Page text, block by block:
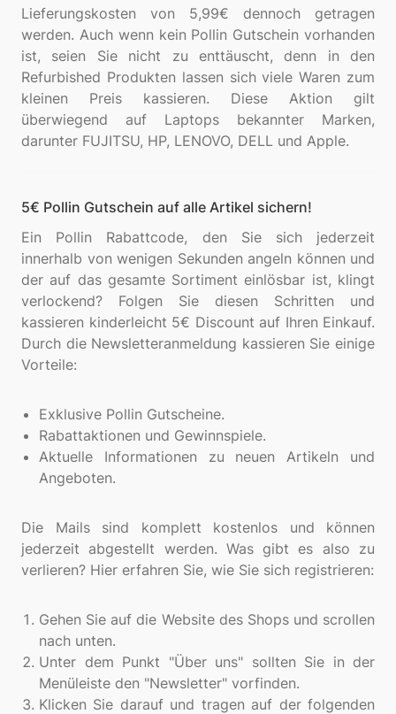
Lieferungskosten von 5,99€ dennoch getragen
werden. Auch wenn kein Pollin Gutschein vorhanden
ist, seien Sie nicht zu enttäuscht, denn in den
Refurbished Produkten lassen sich viele Waren zum
kleinen Preis kassieren. Diese Aktion gilt
überwiegend auf Laptops bekannter Marken,
5€ Pollin Gutschein auf alle Artikel sichern!
Ein Pollin Rabattcode, den Sie sich jederzeit
innerhalb von wenigen Sekunden angeln können und
der auf das gesamte Sortiment einlösbar ist, klingt
verlockend? Folgen Sie diesen Schritten und
kassieren kinderleicht 5€ Discount auf Ihren Einkauf.
Durch die Newsletteranmeldung kassieren Sie einige
Vorteile:
Exklusive Pollin Gutscheine.
Rabattaktionen und Gewinnspiele.
Aktuelle Informationen zu neuen Artikeln und
Angeboten.
Die Mails sind komplett kostenlos und können
jederzeit abgestellt werden. Was gibt es also zu
verlieren? Hier erfahren Sie, wie Sie sich registrieren:
Gehen Sie auf die Website des Shops und scrollen
nach unten.
Unter dem Punkt "Über uns" sollten Sie in der
Menüleiste den "Newsletter" vorfinden.
Klicken Sie darauf und tragen auf der folgenden